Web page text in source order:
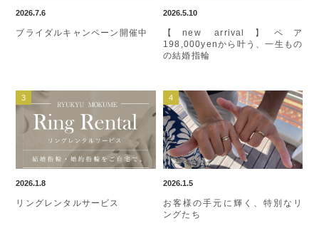
2026.7.6
ブライダルキャンペーン開催中
2026.5.10
【new arrival】ペア
198,000yenから叶う、一生もの
の結婚指輪
2026.1.8
リングレンタルサービス
2026.1.5
お客様の手元に輝く、特別なリ
ングたち